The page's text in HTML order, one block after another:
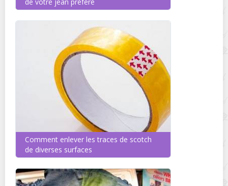
Comment enlever les traces de scotch
de diverses surfaces